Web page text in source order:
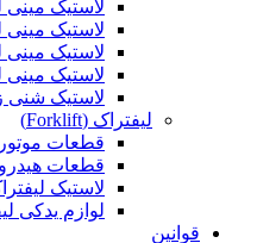
لاستیک مینی
لاستیک مینی
لاستیک مینی
لاستیک مینی
لاستیک شنی
لیفتراک (Forklift)
قطعات موتور
قطعات
لاستیک
لوازم یدکی
قوانین